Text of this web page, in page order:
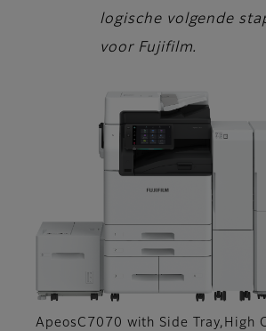
logische volgende
voor Fujifilm.
ApeosC7070 with Side Tray,High